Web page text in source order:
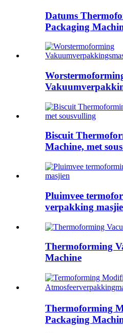
Datums
Packaging
Biscuit
Machine, met
Pluimvee
verpakking
Thermoforming
Machine
Thermoforming
Packaging